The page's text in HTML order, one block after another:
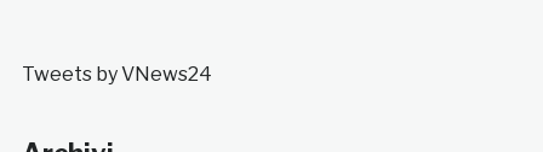
Tweets by VNews24